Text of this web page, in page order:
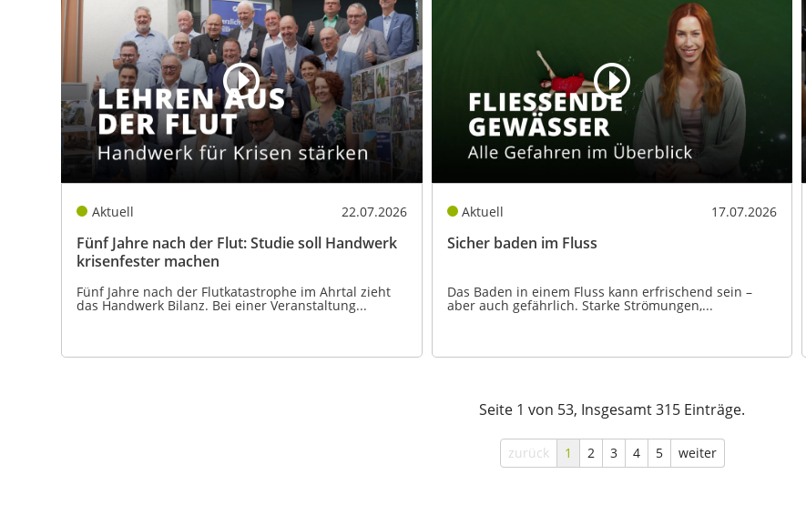
Aktuell 22.07.2026
Fünf Jahre nach der Flut: Studie soll Handwerk
krisenfester machen
Fünf Jahre nach der Flutkatastrophe im Ahrtal zieht
das Handwerk Bilanz. Bei einer Veranstaltung...
Aktuell 17.07.2026
Sicher baden im Fluss
Das Baden in einem Fluss kann erfrischend sein –
aber auch gefährlich. Starke Strömungen,...
Seite 1 von 53, Insgesamt 315 Einträge.
zurück 1 2 3 4 5 weiter